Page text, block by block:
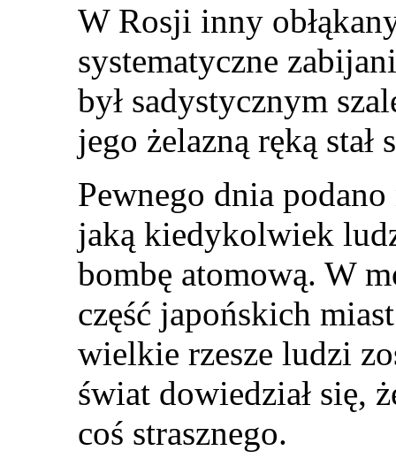
W Rosji inny
systematyczne
był sadystycznym
jego żelazną ręką stał
Pewnego dnia
jaką kiedykolwiek
bombę atomową. W
część japońskich
wielkie rzesze ludzi
świat dowiedział się,
coś strasznego.